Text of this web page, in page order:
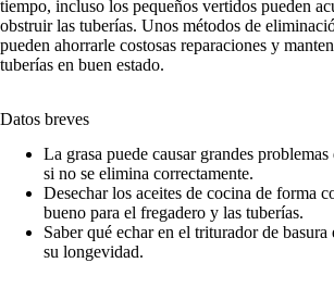
tiempo, incluso los pequeños vertidos pueden
obstruir las tuberías. Unos métodos de
pueden ahorrarle costosas reparaciones y
tuberías en buen estado.
Datos breves
La grasa puede causar grandes
si no se elimina correctamente.
Desechar los aceites de cocina de forma
bueno para el fregadero y las tuberías.
Saber qué echar en el triturador de basura
su longevidad.